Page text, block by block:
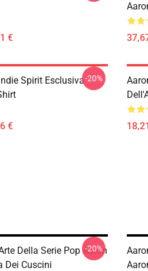
€
Spirit Esclusiva
€
-20%
Della Serie Pop Aaron
Dei Cuscini
-20%